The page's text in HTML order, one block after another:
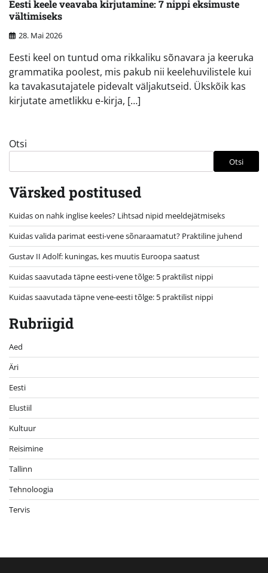
Eesti keele veavaba kirjutamine: 7 nippi eksimuste
vältimiseks
28. Mai 2026
Eesti keel on tuntud oma rikkaliku sõnavara ja keeruka
grammatika poolest, mis pakub nii keelehuvilistele kui
ka tavakasutajatele pidevalt väljakutseid. Ükskõik kas
kirjutate ametlikku e-kirja, […]
Otsi
Otsi
Värsked postitused
Kuidas on nahk inglise keeles? Lihtsad nipid meeldejätmiseks
Kuidas valida parimat eesti-vene sõnaraamatut? Praktiline juhend
Gustav II Adolf: kuningas, kes muutis Euroopa saatust
Kuidas saavutada täpne eesti-vene tõlge: 5 praktilist nippi
Kuidas saavutada täpne vene-eesti tõlge: 5 praktilist nippi
Rubriigid
Aed
Äri
Eesti
Elustiil
Kultuur
Reisimine
Tallinn
Tehnoloogia
Tervis